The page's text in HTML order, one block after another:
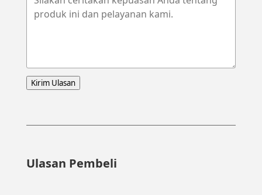
Kirim Ulasan
Ulasan Pembeli